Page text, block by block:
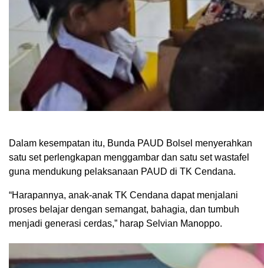
Dalam kesempatan itu, Bunda PAUD Bolsel menyerahkan
satu set perlengkapan menggambar dan satu set wastafel
guna mendukung pelaksanaan PAUD di TK Cendana.
“Harapannya, anak-anak TK Cendana dapat menjalani
proses belajar dengan semangat, bahagia, dan tumbuh
menjadi generasi cerdas,” harap Selvian Manoppo.